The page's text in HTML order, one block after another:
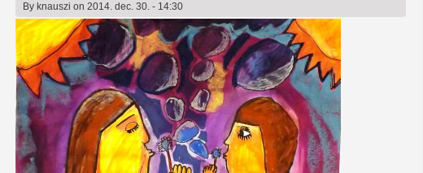
By knauszi on 2014. dec. 30. - 14:30